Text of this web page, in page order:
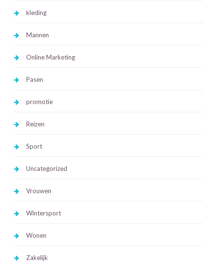
kleding
Mannen
Online Marketing
Pasen
promotie
Reizen
Sport
Uncategorized
Vrouwen
Wintersport
Wonen
Zakelijk